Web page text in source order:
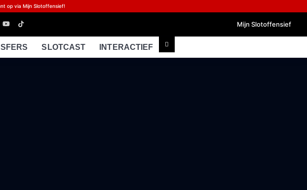
op via Mijn Slotoffensief!
Mijn Slotoffensief
SLOTCAST INTERACTIEF